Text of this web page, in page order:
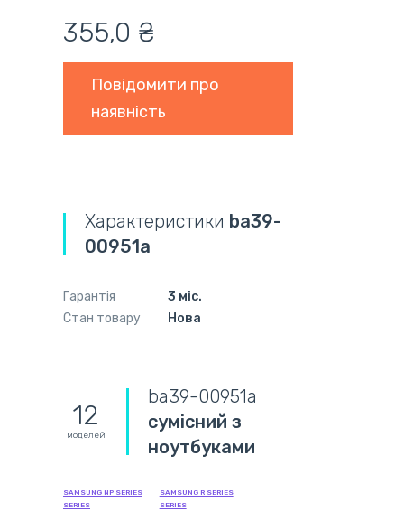
355,0 ₴
Повідомити про
наявність
Характеристики ba39-
00951a
Гарантія
3 міс.
Стан товару
Нова
12
моделей
ba39-00951a
сумісний з
ноутбуками
SAMSUNG NP SERIES
SERIES
SAMSUNG R SERIES
SERIES